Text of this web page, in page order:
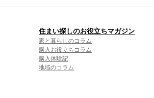
住まい探しのお役立ちマガジン
家と暮らしのコラム
購入お役立ちコラム
購入体験記
地域のコラム